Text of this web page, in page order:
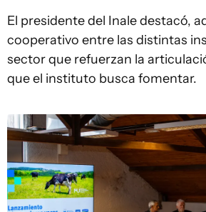
El presidente del Inale destacó,
cooperativo entre las distintas
sector que refuerzan la
que el instituto busca fomentar.